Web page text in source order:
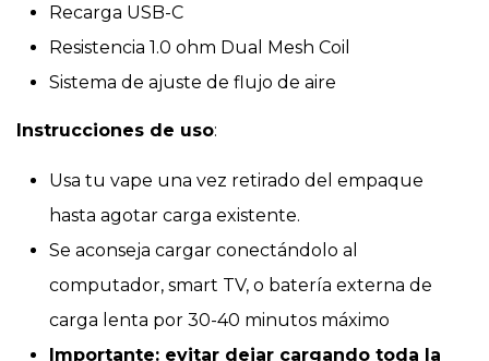
Recarga USB-C
Resistencia 1.0 ohm Dual Mesh Coil
Sistema de ajuste de flujo de aire
Instrucciones de uso:
Usa tu vape una vez retirado del empaque
hasta agotar carga existente.
Se aconseja cargar conectándolo al
computador, smart TV, o batería externa de
carga lenta por 30-40 minutos máximo
Importante: evitar dejar cargando toda la